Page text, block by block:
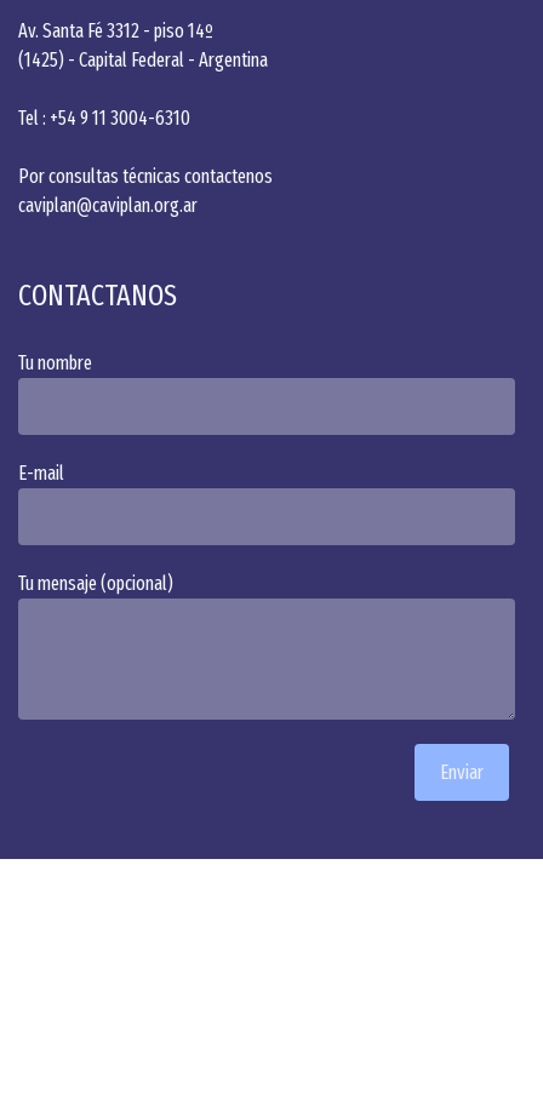
Av. Santa Fé 3312 - piso 14º
(1425) - Capital Federal - Argentina
Tel : +54 9 11 3004-6310
Por consultas técnicas contactenos
caviplan@caviplan.org.ar
CONTACTANOS
Tu nombre
E-mail
Tu mensaje (opcional)
Alternative: